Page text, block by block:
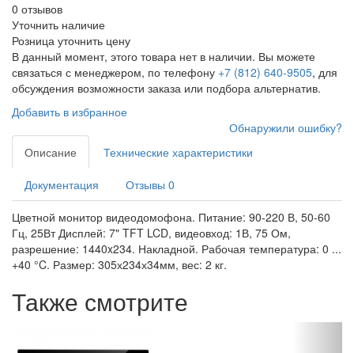
0 отзывов
Уточнить наличие
Розница уточнить цену
В данный момент, этого товара нет в наличии. Вы можете
связаться с менеджером, по телефону +7 (812) 640-9505, для
обсуждения возможности заказа или подбора альтернатив.
Добавить в избранное
Обнаружили ошибку?
Описание
Технические характеристики
Документация Отзывы 0
Цветной монитор видеодомофона. Питание: 90-220 В, 50-60
Гц, 25Вт Дисплей: 7" TFT LCD, видеовход: 1В, 75 Ом,
разрешение: 1440x234. Накладной. Рабочая температура: 0 ...
+40 °C. Размер: 305х234х34мм, вес: 2 кг.
Также смотрите